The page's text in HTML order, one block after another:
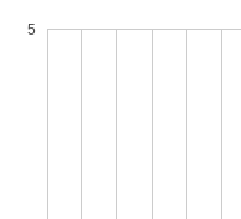
5